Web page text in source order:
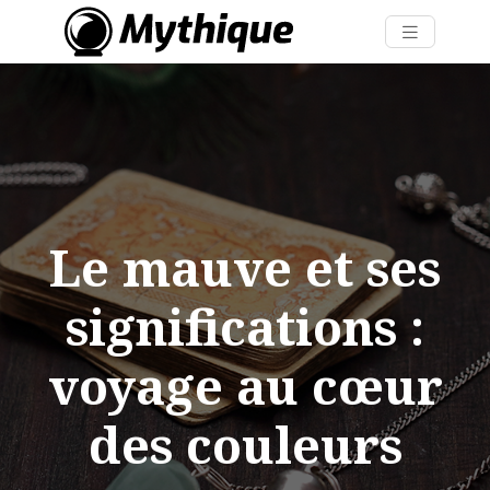
Le mauve et ses
significations :
voyage au cœur
des couleurs